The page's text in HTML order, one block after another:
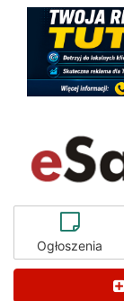
Ogłoszenia